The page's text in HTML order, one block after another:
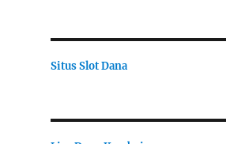
Situs Slot Dana